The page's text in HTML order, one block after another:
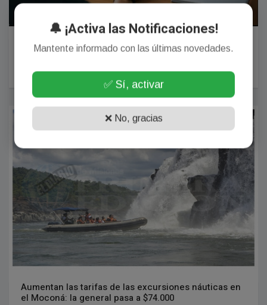
Cuáles son los destinos argentinos que copan las
búsquedas para el feriado del 24 de marzo
27 Febrero, 2026
Aumentan las tarifas de las excursiones náuticas en
el Moconá: la general pasa a $74.000
🔔 ¡Activa las Notificaciones!
Mantente informado con las últimas novedades.
✅ Sí, activar
❌ No, gracias